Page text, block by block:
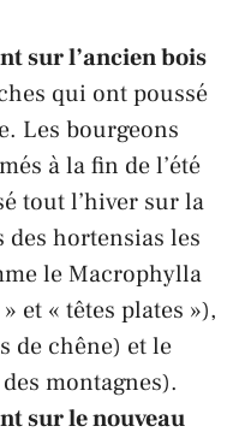
sur l’ancien bois
qui ont poussé
Les bourgeons
à la fin de l’été
tout l’hiver sur la
des hortensias les
leMacrophylla
et « têtes plates »),
de chêne) et le
montagnes).
sur le nouveau